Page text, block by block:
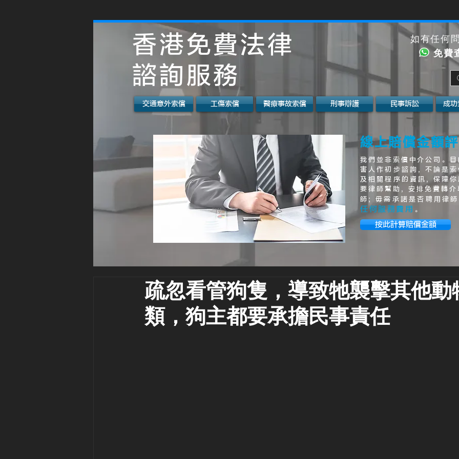
香港免費法律
諮詢服務
如有任何
免費
交通意外索償 工傷索償 醫療事故索償 刑事辯護 民事訴訟 成功
線上賠償金額
我們並非索償中介公司。
害人作初步諮詢, 不論是
及相關程序的資訊, 保障
要律師幫助, 安排免費轉
師; 毋需承諾是否聘用律
任何服務費用 。
按此計算賠償金額
疏忽看管狗隻，導致牠襲擊其他動
類，狗主都要承擔民事責任